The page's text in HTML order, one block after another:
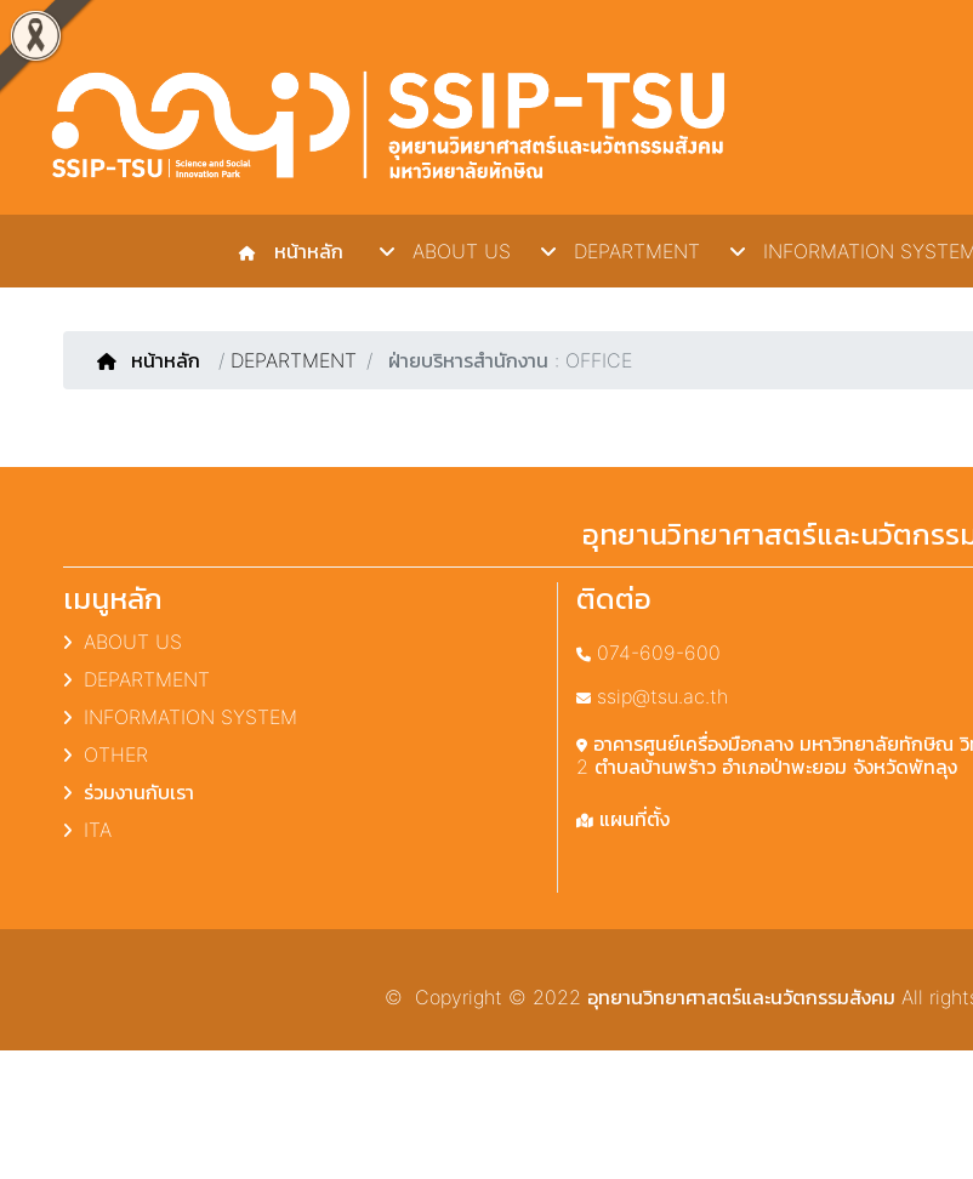
หน้าหลัก ABOUT US DEPARTMENT INFORMATION
หน้าหลัก / DEPARTMENT ฝ่ายบริหารสำนักงาน : OFFICE
อุทยานวิทยาศาสตร์และนวัตกร
เมนูหลัก
ABOUT US
DEPARTMENT
INFORMATION SYSTEM
OTHER
ร่วมงานกับเรา
ITA
ติดต่อ
074-609-600
ssip@tsu.ac.th
อาคารศูนย์เครื่องมือกลาง มหาวิทยาลัยทักษิณ
2 ตำบลบ้านพร้าว อำเภอป่าพะยอม จังหวัดพัทลุง
แผนที่ตั้ง
© Copyright © 2022 อุทยานวิทยาศาสตร์และนวัตกรรมสังคม All